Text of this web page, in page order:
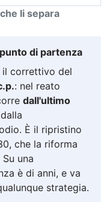
li separa
di partenza
il correttivo del
: nel reato
dall'ultimo
È il ripristino
che la riforma
una
è di anni, e va
strategia.